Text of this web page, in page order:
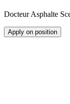
Docteur Asphalte
Apply on position